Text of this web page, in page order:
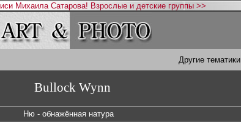
Михаила Сатарова! Взрослые и детские группы >>
Другие тематики
Bullock Wynn
Ню - обнажённая натура